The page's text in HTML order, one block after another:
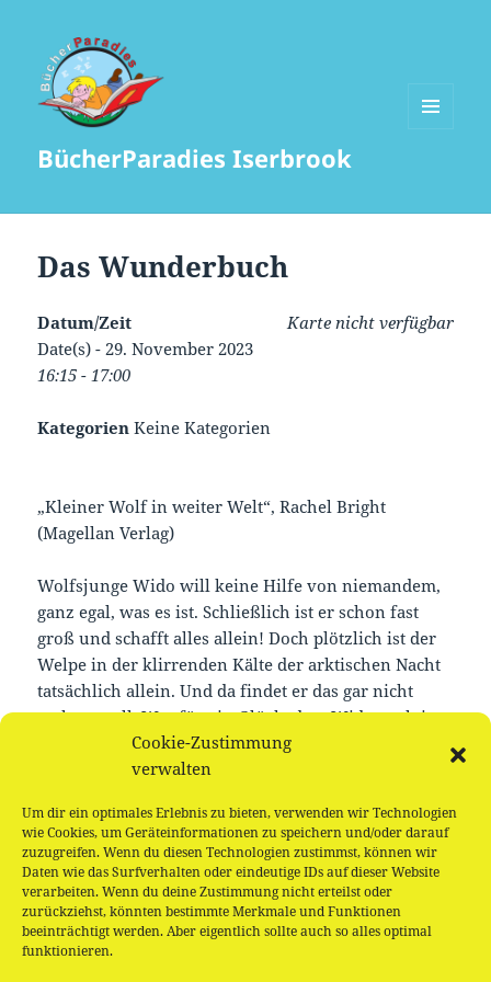
Cookie-Zustimmung
verwalten
Um dir ein optimales Erlebnis zu bieten, verwenden wir Technologien
wie Cookies, um Geräteinformationen zu speichern und/oder darauf
zuzugreifen. Wenn du diesen Technologien zustimmst, können wir
Daten wie das Surfverhalten oder eindeutige IDs auf dieser Website
verarbeiten. Wenn du deine Zustimmung nicht erteilst oder
zurückziehst, könnten bestimmte Merkmale und Funktionen
beeinträchtigt werden. Aber eigentlich sollte auch so alles optimal
funktionieren.
BücherParadies Iserbrook
Das Wunderbuch
Karte nicht verfügbar
Datum/Zeit
Date(s) - 29. November 2023
16:15 - 17:00
Kategorien Keine Kategorien
„Kleiner Wolf in weiter Welt“, Rachel Bright
(Magellan Verlag)
Wolfsjunge Wido will keine Hilfe von niemandem,
ganz egal, was es ist. Schließlich ist er schon fast
groß und schafft alles allein! Doch plötzlich ist der
Welpe in der klirrenden Kälte der arktischen Nacht
tatsächlich allein. Und da findet er das gar nicht
mehr so toll. Was für ein Glück, dass Wido auch in
der Fremde fernab von seinem eigenen Rudel auf
hilfsbereite Pfoten stößt!
Nach dem Vorlesen basteln wir gemeinsam eine
kleinen Wolf. Für Menschen ab 3 Jahren.